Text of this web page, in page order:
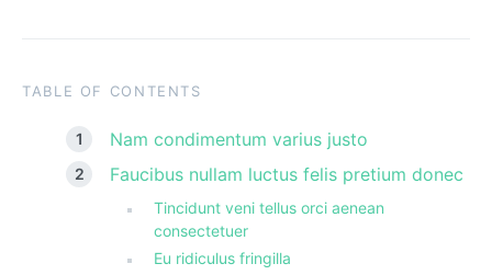
TABLE OF CONTENTS
Nam condimentum varius justo
Faucibus nullam luctus felis pretium donec
Tincidunt veni tellus orci aenean
consectetuer
Eu ridiculus fringilla